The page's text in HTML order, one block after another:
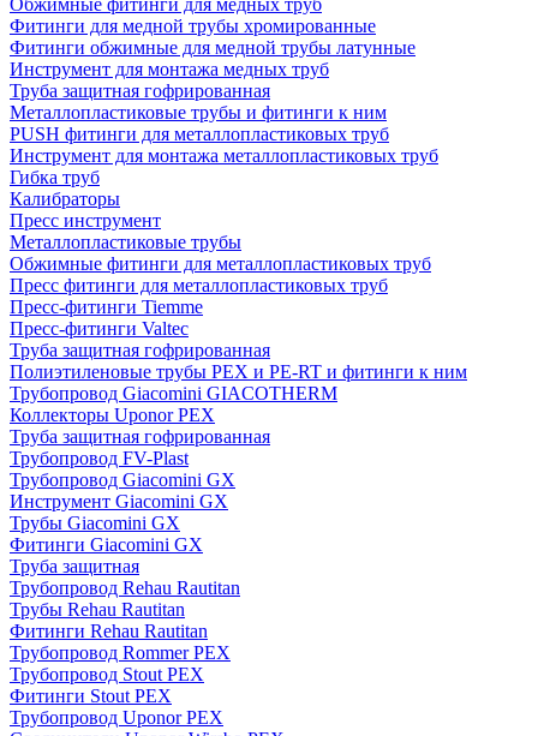
Фитинги для медной трубы хромированные
Фитинги обжимные для медной трубы латунные
Инструмент для монтажа медных труб
Труба защитная гофрированная
Металлопластиковые трубы и фитинги к ним
PUSH фитинги для металлопластиковых труб
Инструмент для монтажа металлопластиковых труб
Гибка труб
Калибраторы
Пресс инструмент
Металлопластиковые трубы
Обжимные фитинги для металлопластиковых труб
Пресс фитинги для металлопластиковых труб
Пресс-фитинги Tiemme
Пресс-фитинги Valtec
Труба защитная гофрированная
Полиэтиленовые трубы PEX и PE-RT и фитинги к ним
Трубопровод Giacomini GIACOTHERM
Коллекторы Uponor PEX
Труба защитная гофрированная
Трубопровод FV-Plast
Трубопровод Giacomini GX
Инструмент Giacomini GX
Трубы Giacomini GX
Фитинги Giacomini GX
Труба защитная
Трубопровод Rehau Rautitan
Трубы Rehau Rautitan
Фитинги Rehau Rautitan
Трубопровод Rommer PEX
Трубопровод Stout PEX
Фитинги Stout PEX
Трубопровод Uponor PEX